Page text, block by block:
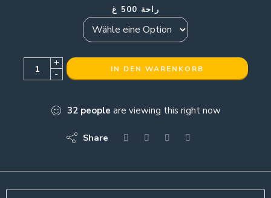
راحة 500 غ
+
-
IN DEN WARENKORB
32 people are viewing this right now
Share